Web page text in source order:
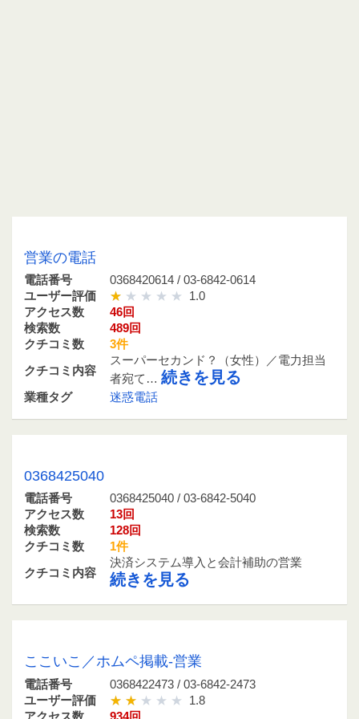
営業の電話
電話番号
0368420614 / 03-6842-0614
ユーザー評価
1.0
アクセス数
46回
検索数
489回
クチコミ数
3件
クチコミ内容
スーパーセカンド？（女性）／電力担当
者宛て… 続きを見る
業種タグ 迷惑電話
0368425040
電話番号
0368425040 / 03-6842-5040
アクセス数
13回
検索数
128回
クチコミ数
1件
クチコミ内容
決済システム導入と会計補助の営業
続きを見る
ここいこ／ホムペ掲載-営業
電話番号
0368422473 / 03-6842-2473
ユーザー評価
1.8